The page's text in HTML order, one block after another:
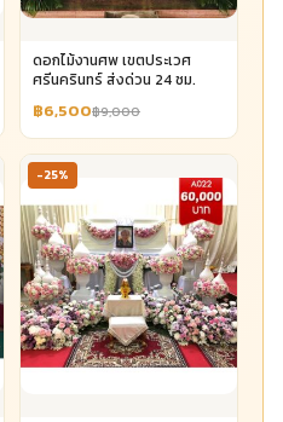
ดอกไม้งานศพ เขตประเวศ
ศรีนครินทร์ ส่งด่วน 24 ชม.
฿6,500฿9,000
-25%